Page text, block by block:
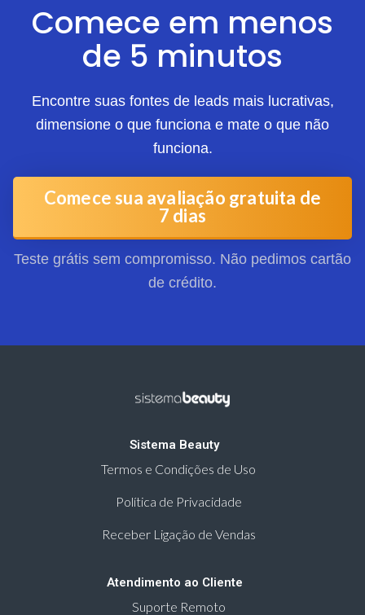
Comece em menos
de 5 minutos
Encontre suas fontes de leads mais lucrativas,
dimensione o que funciona e mate o que não
funciona.
Comece sua avaliação gratuita de
7 dias
Teste grátis sem compromisso. Não pedimos cartão
de crédito.
Sistema Beauty
Termos e Condições de Uso
Política de Privacidade
Receber Ligação de Vendas
Atendimento ao Cliente
Suporte Remoto